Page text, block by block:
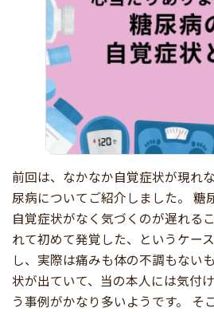
前回は、なかなか自覚症状が現れ
尿病についてご紹介しました。 糖
自覚症状がなく気づくのが遅れる
れて初めて発覚した、というケー
し、実際は痛みも体の不調もない
状が出ていて、当の本人には気付
う事例がかなり多いようです。 そ